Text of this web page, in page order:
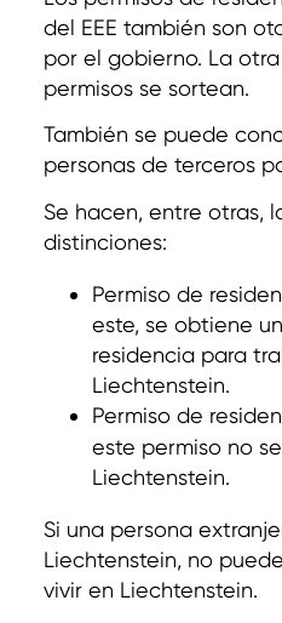
del EEE también son
por el gobierno. La
permisos se sortean.
También se puede
personas de terceros
Se hacen, entre otras,
distinciones:
Permiso de
este, se obtiene
residencia para
Liechtenstein.
Permiso de
este permiso no
Liechtenstein.
Si una persona
Liechtenstein, no
vivir en Liechtenstein.